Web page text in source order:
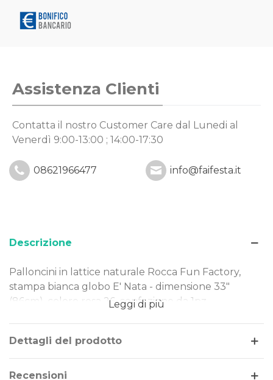
Assistenza Clienti
Contatta il nostro Customer Care dal Lunedi al
Venerdì 9:00-13:00 ; 14:00-17:30
08621966477 info@faifesta.it
Descrizione
Palloncini in lattice naturale Rocca Fun Factory,
stampa bianca globo E' Nata - dimensione 33"
(86cm), colore rosa 26, confezione da 1pz.
Dimensione: 33" (86cm)
Tipo Stampa: bianca globo E' Nata
Gonfiaggio: aria o elio
Leggi di più
Dettagli del prodotto
Recensioni